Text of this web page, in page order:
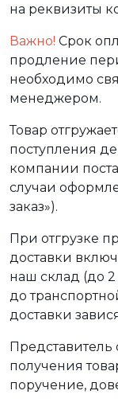
на реквизиты
Важно! Срок
продление
необходимо
менеджером.
Товар
поступления
компании
случаи
заказ»).
При отгрузке
доставки
наш склад (до
до
доставки
получения
поручение,